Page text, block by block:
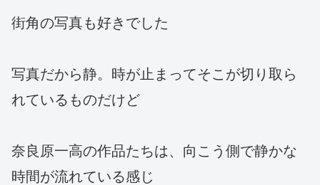
街角の写真も好きでした
写真だから静。時が止まってそこが切り取ら
れているものだけど
奈良原一高の作品たちは、向こう側で静かな
時間が流れている感じ